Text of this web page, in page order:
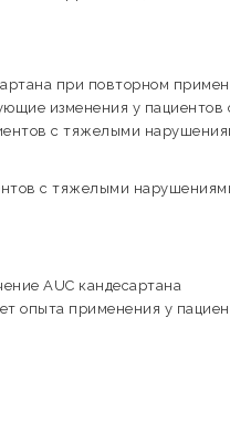
при повторном
изменения у пациентов
с тяжелыми
с тяжелыми
AUC кандесартана
опыта применения у